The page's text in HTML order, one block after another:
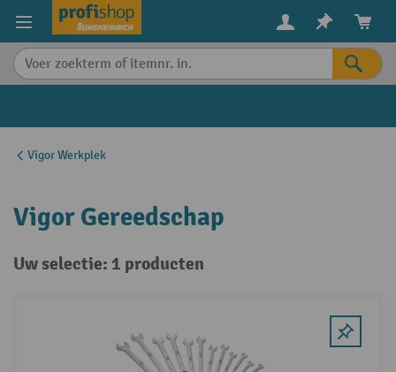
content
Vigor Werkplek
Vigor Gereedschap
Uw selectie: 1 producten